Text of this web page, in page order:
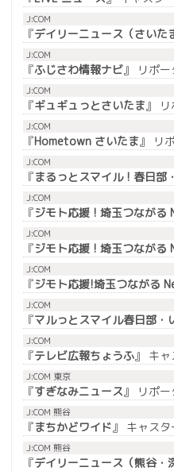
J:COM
『デイリーニュース（さいた
J:COM
『ふじさわ情報ナビ』 リポー
J:COM
『ギュギュっとさいたま』 リ
J:COM
『Hometown さいたま』 リ
J:COM
『まるっとスマイル ! 春日部
J:COM
『ジモト応援 ! 埼玉つながる
J:COM
『ジモト応援 ! 埼玉つながる
J:COM
『ジモト応援!埼玉つながる
J:COM
『マルっとスマイル春日部・
J:COM
『テレビ広報ちょうふ』 キ
J:COM 東京
『すぎなみニュース』 リポー
J:COM 熊谷
『まちかどワイド』 キャスタ
J:COM 熊谷
『デイリーニュース（熊谷・